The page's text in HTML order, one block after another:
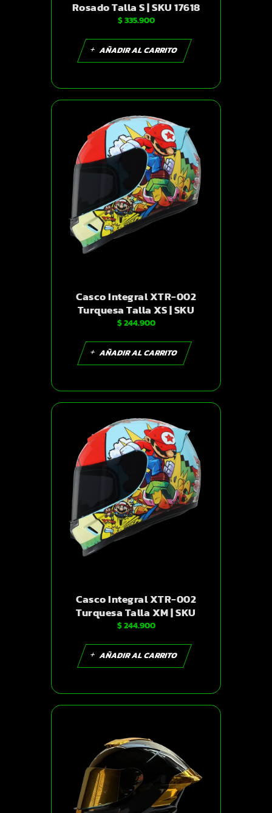
Rosado Talla S | SKU 17618
$335.900
AÑADIR AL CARRITO
Casco Integral XTR-002
Turquesa Talla XS | SKU
19225
$244.900
AÑADIR AL CARRITO
Casco Integral XTR-002
Turquesa Talla XM | SKU
19226
$244.900
AÑADIR AL CARRITO